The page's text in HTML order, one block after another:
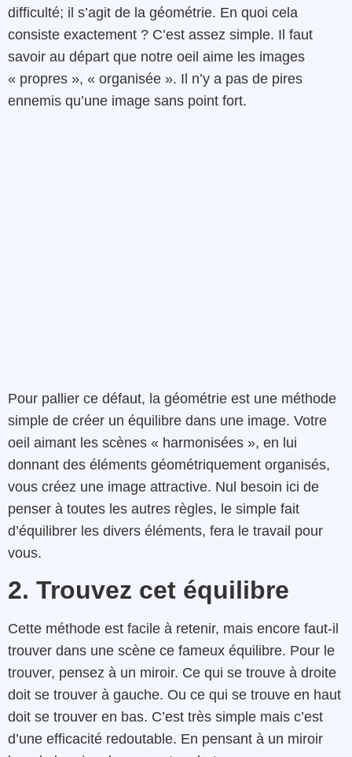
difficulté; il s’agit de la géométrie. En quoi cela
consiste exactement ? C’est assez simple. Il faut
savoir au départ que notre oeil aime les images
« propres », « organisée ». Il n’y a pas de pires
ennemis qu’une image sans point fort.
Pour pallier ce défaut, la géométrie est une méthode
simple de créer un équilibre dans une image. Votre
oeil aimant les scènes « harmonisées », en lui
donnant des éléments géométriquement organisés,
vous créez une image attractive. Nul besoin ici de
penser à toutes les autres règles, le simple fait
d’équilibrer les divers éléments, fera le travail pour
vous.
2. Trouvez cet équilibre
Cette méthode est facile à retenir, mais encore faut-il
trouver dans une scène ce fameux équilibre. Pour le
trouver, pensez à un miroir. Ce qui se trouve à droite
doit se trouver à gauche. Ou ce qui se trouve en haut
doit se trouver en bas. C’est très simple mais c’est
d’une efficacité redoutable. En pensant à un miroir